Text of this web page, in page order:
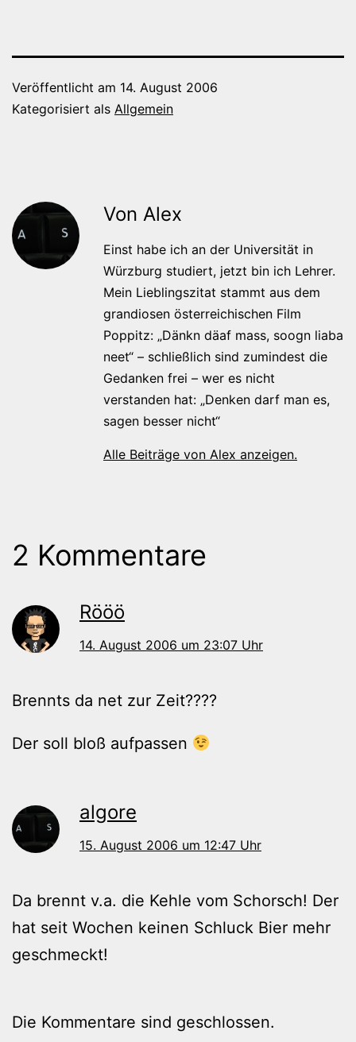
Veröffentlicht am 14. August 2006
Kategorisiert als Allgemein
Von Alex
Einst habe ich an der Universität in
Würzburg studiert, jetzt bin ich Lehrer.
Mein Lieblingszitat stammt aus dem
grandiosen österreichischen Film
Poppitz: „Dänkn däaf mass, soogn liaba
neet“ – schließlich sind zumindest die
Gedanken frei – wer es nicht
verstanden hat: „Denken darf man es,
sagen besser nicht“
Alle Beiträge von Alex anzeigen.
2 Kommentare
Rööö
14. August 2006 um 23:07 Uhr
Brennts da net zur Zeit????
Der soll bloß aufpassen
algore
15. August 2006 um 12:47 Uhr
Da brennt v.a. die Kehle vom Schorsch! Der
hat seit Wochen keinen Schluck Bier mehr
geschmeckt!
Die Kommentare sind geschlossen.